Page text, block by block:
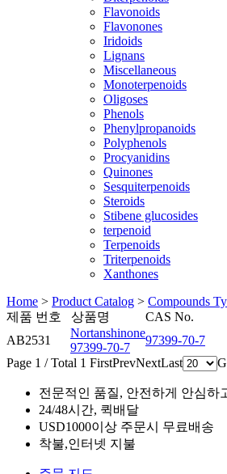
Flavonoids
Flavonones
Iridoids
Lignans
Miscellaneous
Monoterpenoids
Oligoses
Phenols
Phenylpropanoids
Polyphenols
Procyanidins
Quinones
Sesquiterpenoids
Steroids
Stibene glucosides
terpenoid
Terpenoids
Triterpenoids
Xanthones
Home > Product Catalog > Compounds
제품 번호
상품명 CAS No.
AB2531
Nortanshinone
97399-70-7
97399-70-7
Page 1 / Total 1 FirstPrevNextLast
전문적인 품질, 안전하게 안심하
24/48시간, 퀵배달
USD1000이상 주문시 무료배송
착불,인터넷 지불